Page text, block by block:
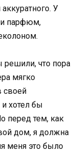
У
и парфюм,
решили, что пора
мягко
своей
хотел бы
перед тем, как
дом, я должна
меня это было